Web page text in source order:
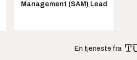
Management (SAM) Lead
En tjeneste fra